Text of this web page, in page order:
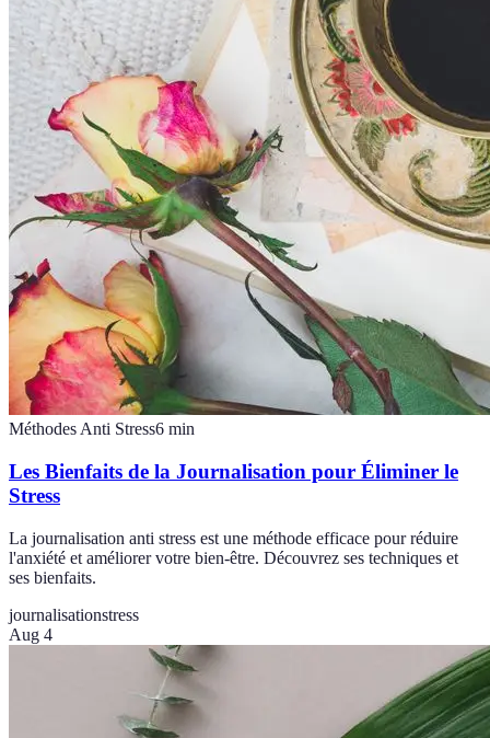
Méthodes Anti Stress6 min
Les Bienfaits de la Journalisation pour Éliminer le
Stress
La journalisation anti stress est une méthode efficace pour réduire
l'anxiété et améliorer votre bien-être. Découvrez ses techniques et
ses bienfaits.
journalisationstress
Aug 4